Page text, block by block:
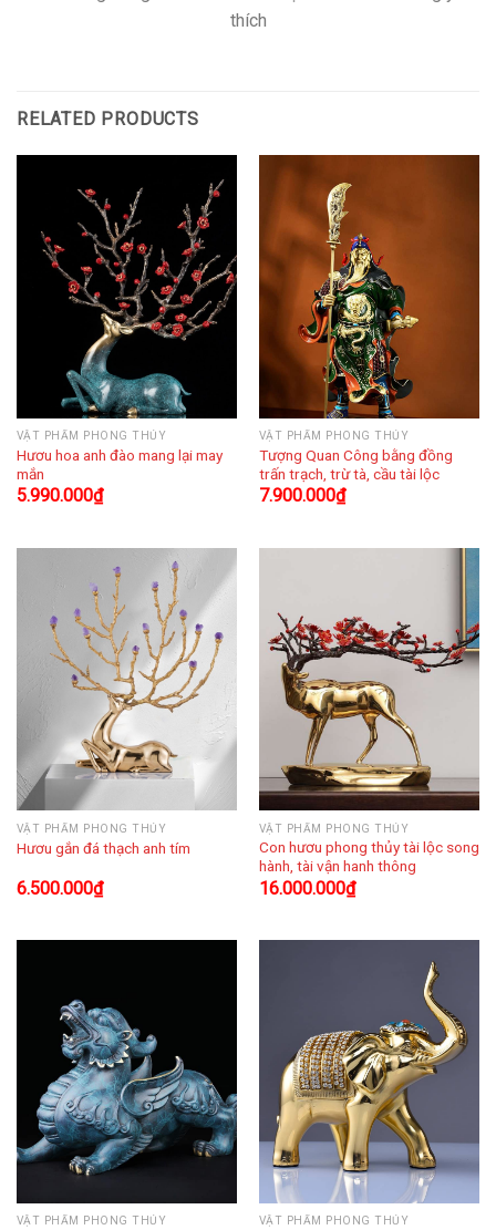
thích
RELATED PRODUCTS
VẬT PHẨM PHONG THỦY
Hươu hoa anh đào mang lại may
mắn
5.990.000₫
VẬT PHẨM PHONG THỦY
Tượng Quan Công bằng đồng
trấn trạch, trừ tà, cầu tài lộc
7.900.000₫
VẬT PHẨM PHONG THỦY
Hươu gắn đá thạch anh tím
6.500.000₫
VẬT PHẨM PHONG THỦY
Con hươu phong thủy tài lộc song
hành, tài vận hanh thông
16.000.000₫
VẬT PHẨM PHONG THỦY VẬT PHẨM PHONG THỦY